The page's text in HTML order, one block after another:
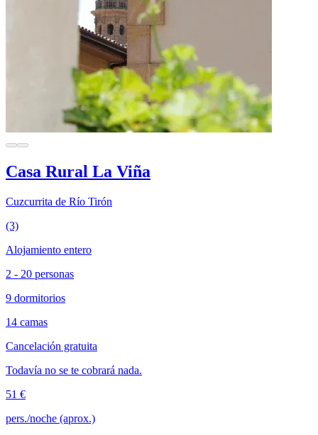
Casa Rural La Viña
Cuzcurrita de Río Tirón
(3)
Alojamiento entero
2 - 20 personas
9 dormitorios
14 camas
Cancelación gratuita
Todavía no se te cobrará nada.
51 €
pers./noche (aprox.)